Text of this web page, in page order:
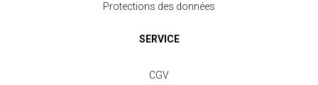
Protections des données
SERVICE
CGV